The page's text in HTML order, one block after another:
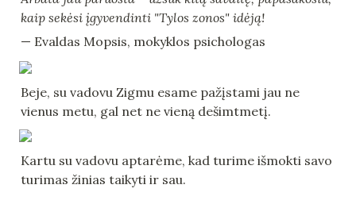
kaip sekėsi įgyvendinti "Tylos zonos" idėją!
— Evaldas Mopsis, mokyklos psichologas
Beje, su vadovu Zigmu esame pažįstami jau ne
vienus metu, gal net ne vieną dešimtmetį.
Kartu su vadovu aptarėme, kad turime išmokti savo
turimas žinias taikyti ir sau.